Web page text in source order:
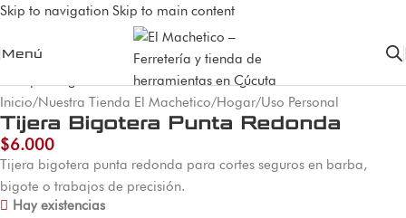
Skip to navigation Skip to main content
Menú
Inicio/Nuestra Tienda El Machetico/Hogar/Uso Personal
Tijera Bigotera Punta Redonda
$6.000
Tijera bigotera punta redonda para cortes seguros en barba,
bigote o trabajos de precisión.
Hay existencias